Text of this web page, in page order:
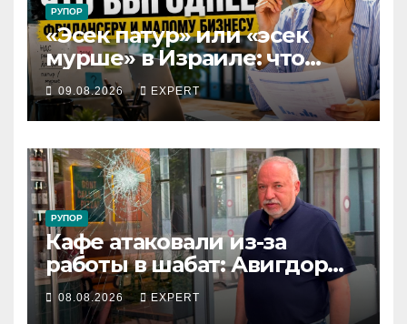
РУПОР
«Эсек патур» или «эсек
мурше» в Израиле: что
выгоднее фрилансеру и
малому бизнесу в 2026 году
09.08.2026 EXPERT
РУПОР
Кафе атаковали из-за
работы в шабат: Авигдор
Либерман приехал
поддержать владельцев
08.08.2026 EXPERT